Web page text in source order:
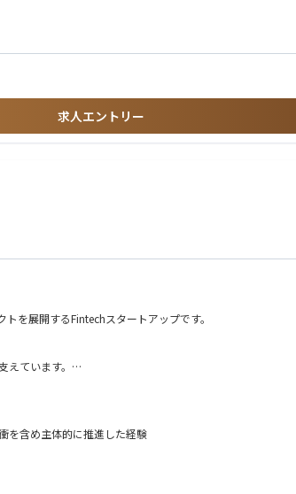
求人エントリー
を展開するFintechスタートアップです。
ています。
を含め主体的に推進した経験